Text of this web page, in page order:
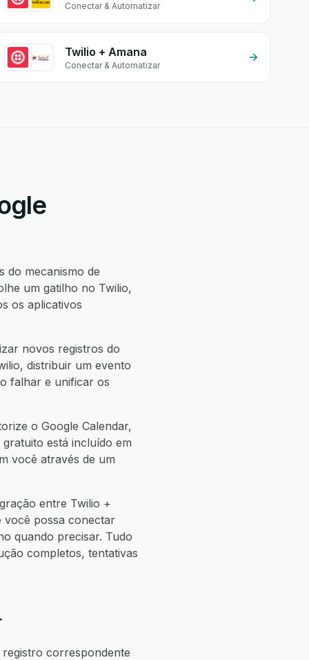
Conectar & Automatizar
Twilio + Amana
Conectar & Automatizar
do mecanismo de
um gatilho no Twilio,
os aplicativos
novos registros do
distribuir um evento
falhar e unificar os
o Google Calendar,
está incluído em
você através de um
entre Twilio +
você possa conectar
quando precisar. Tudo
completos, tentativas
correspondente